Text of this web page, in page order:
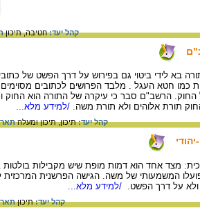
קהל יעד:חטיבה,תיכון
בא לידי ביטוי גם בפירוש על דרך הפשט של
כמו חטא העגל . מלבד הפרושים לכתובים
הרשב"ם סבר כי עיקרה של התורה הוא החוק
תורת אלוהים ולא תורת משה. /למידע מלא...
קהל יעד:תיכון,תיכון ומעלה
מצד אחד הוא דמות מופת שיש מקבילות בולטות
המשמעותי של משה. הגישה הפרשנית המרכזית
ולא על דרך הפשט.
/למידע מלא...
קהל יעד:תיכון